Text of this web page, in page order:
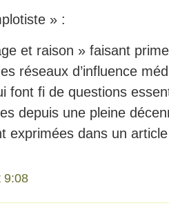
» :
et raison » faisant
réseaux d’influence
font fi de questions
depuis une pleine
exprimées dans un
9:08